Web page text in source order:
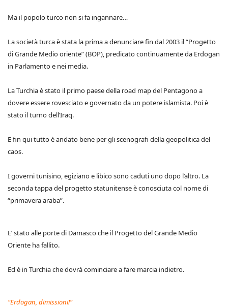
Ma il popolo turco non si fa ingannare…
La società turca è stata la prima a denunciare fin dal 2003 il “Progetto
di Grande Medio oriente” (BOP), predicato continuamente da Erdogan
in Parlamento e nei media.
La Turchia è stato il primo paese della road map del Pentagono a
dovere essere rovesciato e governato da un potere islamista. Poi è
stato il turno dell’Iraq.
E fin qui tutto è andato bene per gli scenografi della geopolitica del
caos.
I governi tunisino, egiziano e libico sono caduti uno dopo l’altro. La
seconda tappa del progetto statunitense è conosciuta col nome di
“primavera araba”.
E’ stato alle porte di Damasco che il Progetto del Grande Medio
Oriente ha fallito.
Ed è in Turchia che dovrà cominciare a fare marcia indietro.
“Erdogan, dimissioni!”